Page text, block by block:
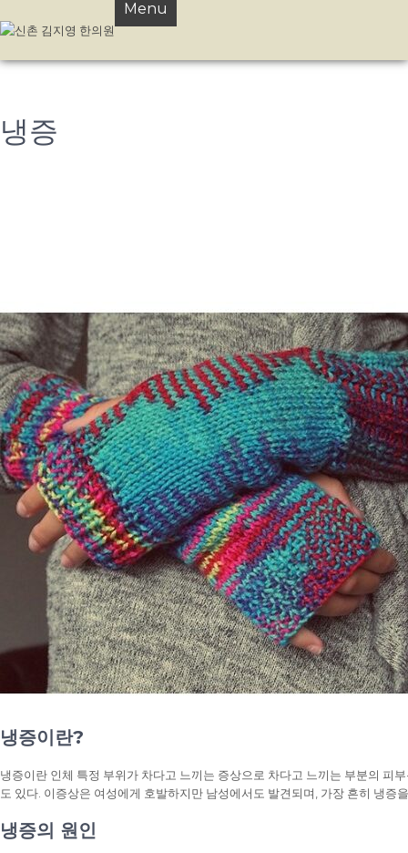
Menu
냉증
냉증이란?
냉증이란 인체 특정 부위가 차다고 느끼는 증상으로 차다고 느끼는 부분의 피
도 있다. 이증상은 여성에게 호발하지만 남성에서도 발견되며, 가장 흔히 냉증
냉증의 원인